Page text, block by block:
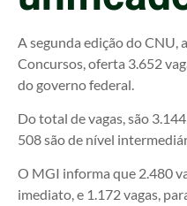
A segunda edição do CNU,
Concursos, oferta 3.652
do governo federal.
Do total de vagas, são
508 são de nível
O MGI informa que 2.480
imediato, e 1.172 vagas,